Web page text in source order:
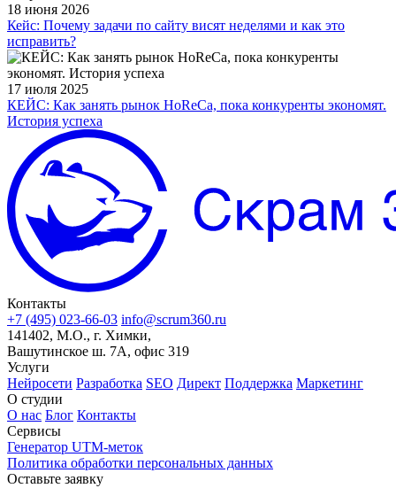
18 июня 2026
Кейс: Почему задачи по сайту висят неделями и как это
исправить?
17 июля 2025
КЕЙС: Как занять рынок HoReCa, пока конкуренты экономят.
История успеха
Контакты
+7 (495) 023-66-03 info@scrum360.ru
141402, М.О., г. Химки,
Вашутинское ш. 7А, офис 319
Услуги
Нейросети Разработка SEO Директ Поддержка Маркетинг
О студии
О нас Блог Контакты
Сервисы
Генератор UTM-меток
Политика обработки персональных данных
Оставьте заявку